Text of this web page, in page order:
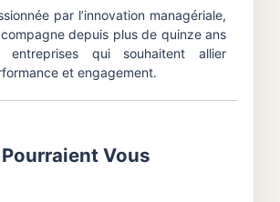
par l’innovation managériale,
depuis plus de quinze ans
entreprises qui souhaitent allier
et engagement.
Vous